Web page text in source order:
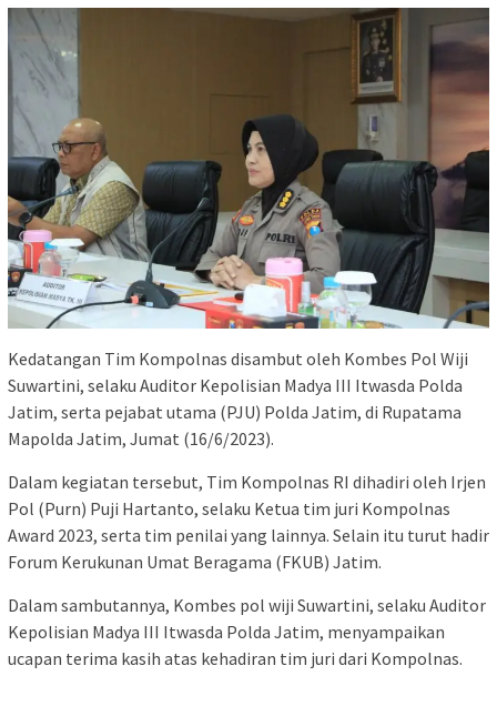
Kedatangan Tim Kompolnas disambut oleh Kombes Pol Wiji
Suwartini, selaku Auditor Kepolisian Madya III Itwasda Polda
Jatim, serta pejabat utama (PJU) Polda Jatim, di Rupatama
Mapolda Jatim, Jumat (16/6/2023).
Dalam kegiatan tersebut, Tim Kompolnas RI dihadiri oleh Irjen
Pol (Purn) Puji Hartanto, selaku Ketua tim juri Kompolnas
Award 2023, serta tim penilai yang lainnya. Selain itu turut hadir
Forum Kerukunan Umat Beragama (FKUB) Jatim.
Dalam sambutannya, Kombes pol wiji Suwartini, selaku Auditor
Kepolisian Madya III Itwasda Polda Jatim, menyampaikan
ucapan terima kasih atas kehadiran tim juri dari Kompolnas.